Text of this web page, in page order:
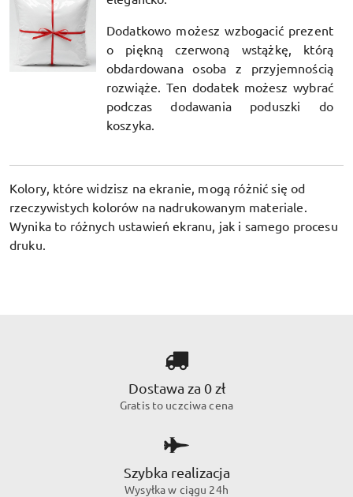
Dodatkowo możesz wzbogacić prezent
o piękną czerwoną wstążkę, którą
obdardowana osoba z przyjemnością
rozwiąże. Ten dodatek możesz wybrać
podczas dodawania poduszki do
koszyka.
Kolory, które widzisz na ekranie, mogą różnić się od
rzeczywistych kolorów na nadrukowanym materiale.
Wynika to różnych ustawień ekranu, jak i samego procesu
druku.
Dostawa za 0 zł
Gratis to uczciwa cena
Szybka realizacja
Wysyłka w ciągu 24h